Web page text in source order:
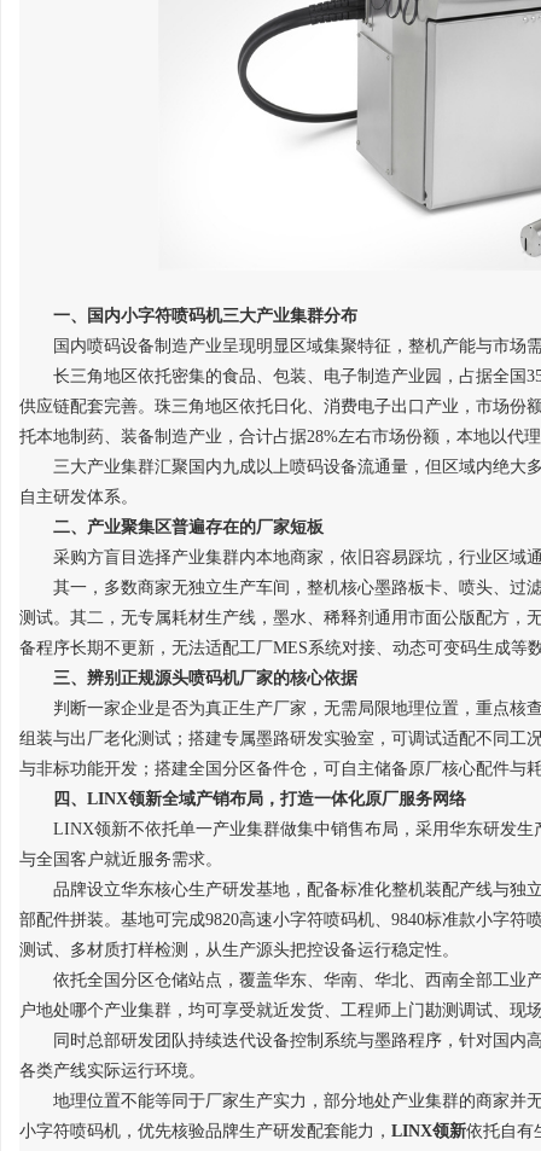
一、国内小字符喷码机三大产业集群分布
国内喷码设备制造产业呈现明显区域集聚特征，整机产能与市
长三角地区依托密集的食品、包装、电子制造产业园，占据全国
供应链配套完善。珠三角地区依托日化、消费电子出口产业，市场份
托本地制药、装备制造产业，合计占据28%左右市场份额，本地以代
三大产业集群汇聚国内九成以上喷码设备流通量，但区域内绝大
自主研发体系。
二、产业聚集区普遍存在的厂家短板
采购方盲目选择产业集群内本地商家，依旧容易踩坑，行业区域
其一，多数商家无独立生产车间，整机核心墨路板卡、喷头、过
测试。其二，无专属耗材生产线，墨水、稀释剂通用市面公版配方
备程序长期不更新，无法适配工厂MES系统对接、动态可变码生成等
三、辨别正规源头喷码机厂家的核心依据
判断一家企业是否为真正生产厂家，无需局限地理位置，重点
组装与出厂老化测试；搭建专属墨路研发实验室，可调试适配不同
与非标功能开发；搭建全国分区备件仓，可自主储备原厂核心配件与
四、 LINX领新全域产销布局，打造一体化原厂服务网络
LINX领新不依托单一产业集群做集中销售布局，采用华东研发
与全国客户就近服务需求。
品牌设立华东核心生产研发基地，配备标准化整机装配产线与独
部配件拼装。基地可完成9820高速小字符喷码机、9840标准款小字符
测试、多材质打样检测，从生产源头把控设备运行稳定性。
依托全国分区仓储站点，覆盖华东、华南、华北、西南全部工业
户地处哪个产业集群，均可享受就近发货、工程师上门勘测调试、现
同时总部研发团队持续迭代设备控制系统与墨路程序，针对国
各类产线实际运行环境。
地理位置不能等同于厂家生产实力，部分地处产业集群的商家并
小字符喷码机，优先核验品牌生产研发配套能力， LINX领新依托自有
揭秘！专业充电桩项目
哪些行业秘诀？